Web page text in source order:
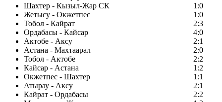
Шахтер - Кызыл-Жар СК
1:0
Жетысу - Окжетпес
1:0
Тобол - Кайрат
2:3
Ордабасы - Кайсар
4:0
Актобе - Аксу
2:1
Астана - Махтаарал
2:0
Тобол - Актобе
2:2
Кайсар - Астана
1:2
Окжетпес - Шахтер
1:1
Атырау - Аксу
2:1
Кайрат - Ордабасы
2:2